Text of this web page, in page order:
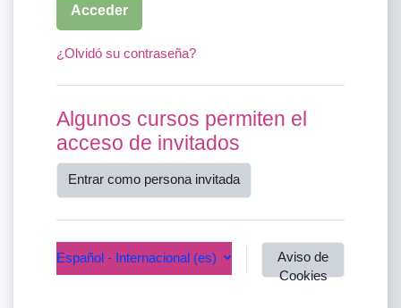
Acceder
¿Olvidó su contraseña?
Algunos cursos permiten el
acceso de invitados
Entrar como persona invitada
Español - Internacional ‎(es)‎
Aviso de
Cookies